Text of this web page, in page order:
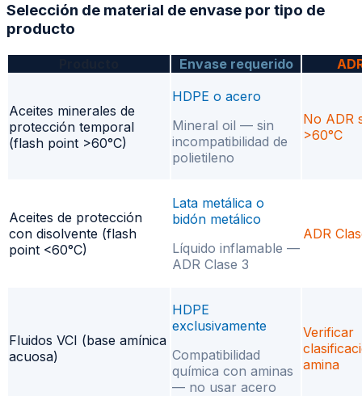
Selección de material de envase por tipo de
producto
Envase requerido
Aceites minerales de
protección temporal
(flash point >60°C)
HDPE o acero
Mineral oil — sin
incompatibilidad de
polietileno
No ADR
>60°C
Aceites de protección
con disolvente (flash
point <60°C)
Lata metálica o
bidón metálico
Líquido inflamable —
ADR Clase 3
ADR
Fluidos VCI (base amínica
acuosa)
HDPE
exclusivamente
Compatibilidad
química con aminas
— no usar acero
Verificar
amina